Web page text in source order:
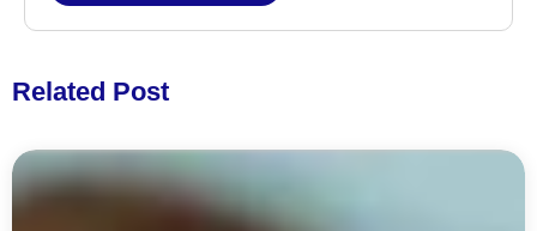
Related Post